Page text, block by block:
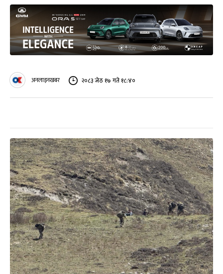
अनलाइनखबर २०८३ जेठ १७ गते १८:४०